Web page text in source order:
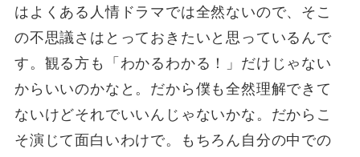
はよくある人情ドラマでは全然ないので、そこ
の不思議さはとっておきたいと思っているんで
す。観る方も「わかるわかる！」だけじゃない
からいいのかなと。だから僕も全然理解できて
ないけどそれでいいんじゃないかな。だからこ
そ演じて面白いわけで。もちろん自分の中での